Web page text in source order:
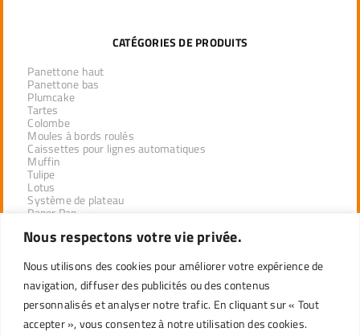
Nous respectons votre vie privée.
Nous utilisons des cookies pour améliorer votre expérience de
navigation, diffuser des publicités ou des contenus
personnalisés et analyser notre trafic. En cliquant sur « Tout
accepter », vous consentez à notre utilisation des cookies.
CATÉGORIES DE PRODUITS
Panettone haut
Panettone bas
Plumcake
Tartes
Colombe
Moules à bords roulés
Caissettes pour lignes automatiques
Muffin
Tulipe
Lotus
Système de plateau
Paper Pan
PRODUITS PAR SECTEUR
DÉSEMPILAGE INDUSTRIEL
DISTRIBUTEURS DE LA LIGNE PROFESSIONNELLE
DÉTAIL